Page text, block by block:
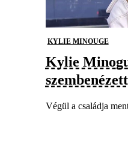
KYLIE MINOUGE
Kylie
Végül a családja